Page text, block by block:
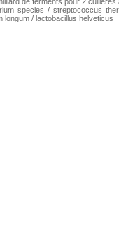
species / streptococcus
longum / lactobacillus helveticus